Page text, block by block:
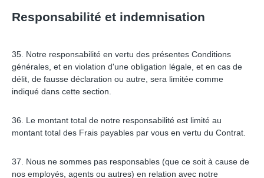
Responsabilité et indemnisation
35. Notre responsabilité en vertu des présentes Conditions
générales, et en violation d'une obligation légale, et en cas de
délit, de fausse déclaration ou autre, sera limitée comme
indiqué dans cette section.
36. Le montant total de notre responsabilité est limité au
montant total des Frais payables par vous en vertu du Contrat.
37. Nous ne sommes pas responsables (que ce soit à cause de
nos employés, agents ou autres) en relation avec notre